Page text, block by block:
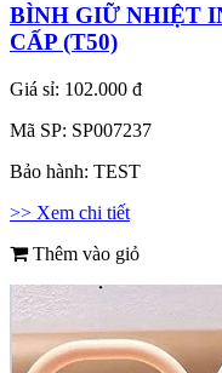
BÌNH GIỮ NHIỆT
CẤP (T50)
Giá sỉ: 102.000 đ
Mã SP: SP007237
Bảo hành: TEST
>> Xem chi tiết
Thêm vào giỏ